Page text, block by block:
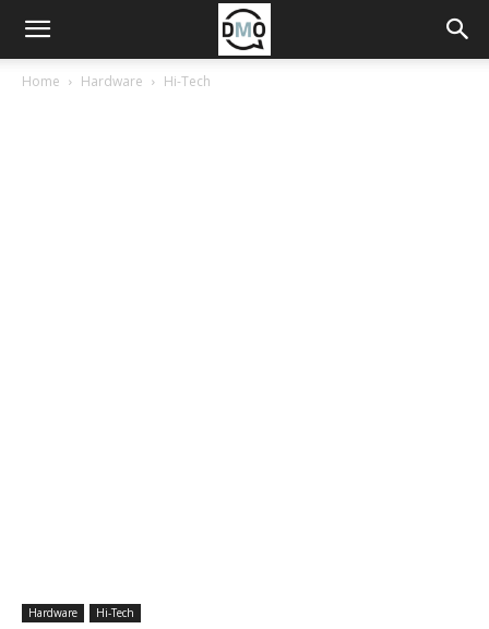
Home Hardware Hi-Tech
Hardware Hi-Tech